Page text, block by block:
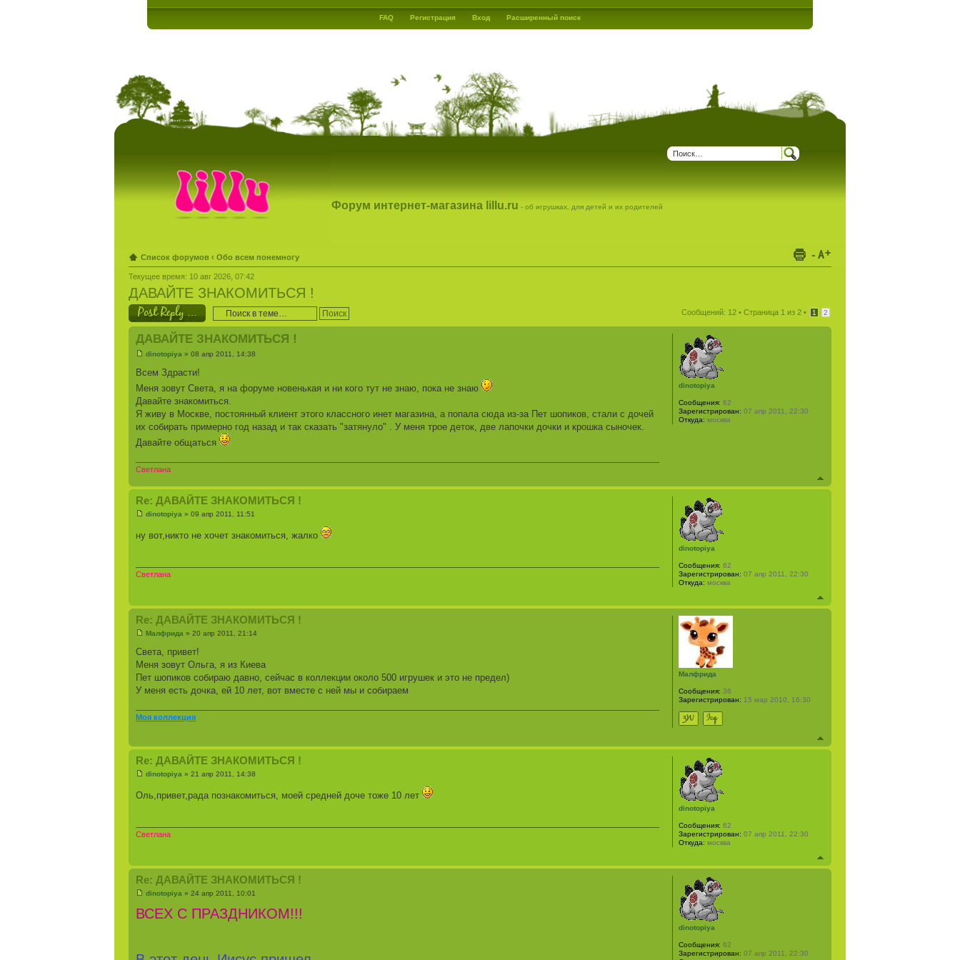
FAQ Регистрация Вход Расширенный поиск
Форум интернет-магазина lillu.ru - об игрушках, для детей и их родителей
Список форумов ‹ Обо всем понемногу
Текущее время: 10 авг 2026, 07:42
ДАВАЙТЕ ЗНАКОМИТЬСЯ !
Ответить Сообщений: 12 • Страница 1 из 2 • 1 2
ДАВАЙТЕ ЗНАКОМИТЬСЯ !
dinotopiya » 08 апр 2011, 14:38
Всем Здрасти!
Меня зовут Света, я на форуме новенькая и ни кого тут не знаю, пока не знаю
Давайте знакомиться.
Я живу в Москве, постоянный клиент этого классного инет магазина, а попала сюда из-за Пет шопиков, стали с дочей
их собирать примерно год назад и так сказать "затянуло" . У меня трое деток, две лапочки дочки и крошка сыночек.
Давайте общаться
Светлана
dinotopiya
Сообщения: 62
Зарегистрирован: 07 апр 2011, 22:30
Откуда: москва
Re: ДАВАЙТЕ ЗНАКОМИТЬСЯ !
dinotopiya » 09 апр 2011, 11:51
ну вот,никто не хочет знакомиться, жалко
Светлана
dinotopiya
Сообщения: 62
Зарегистрирован: 07 апр 2011, 22:30
Откуда: москва
Re: ДАВАЙТЕ ЗНАКОМИТЬСЯ !
Малфрида » 20 апр 2011, 21:14
Света, привет!
Меня зовут Ольга, я из Киева
Пет шопиков собираю давно, сейчас в коллекции около 500 игрушек и это не предел)
У меня есть дочка, ей 10 лет, вот вместе с ней мы и собираем
Моя коллекция
Малфрида
Сообщения: 36
Зарегистрирован: 15 мар 2010, 16:30
Re: ДАВАЙТЕ ЗНАКОМИТЬСЯ !
dinotopiya » 21 апр 2011, 14:38
Оль,привет,рада познакомиться, моей средней доче тоже 10 лет
Светлана
dinotopiya
Сообщения: 62
Зарегистрирован: 07 апр 2011, 22:30
Откуда: москва
Re: ДАВАЙТЕ ЗНАКОМИТЬСЯ !
dinotopiya » 24 апр 2011, 10:01
ВСЕХ С ПРАЗДНИКОМ!!!
dinotopiya
Сообщения: 62
Зарегистрирован: 07 апр 2011, 22:30